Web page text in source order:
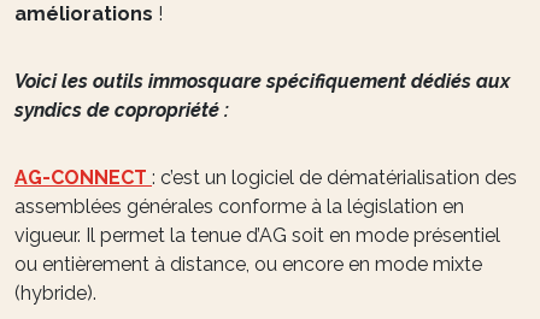
améliorations !
Voici les outils immosquare spécifiquement dédiés aux
syndics de copropriété :
AG-CONNECT : c’est un logiciel de dématérialisation des
assemblées générales conforme à la législation en
vigueur. Il permet la tenue d’AG soit en mode présentiel
ou entièrement à distance, ou encore en mode mixte
(hybride).